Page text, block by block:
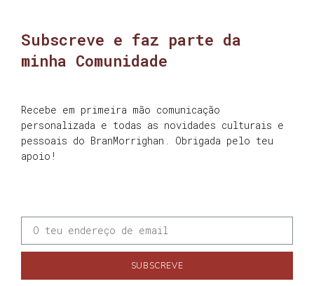
Subscreve e faz parte da
minha Comunidade
Recebe em primeira mão comunicação
personalizada e todas as novidades culturais e
pessoais do BranMorrighan. Obrigada pelo teu
apoio!
SUBSCREVE